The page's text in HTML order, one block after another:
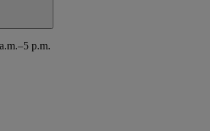
p.m.